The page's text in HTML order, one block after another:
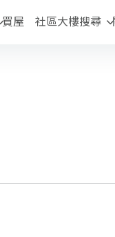
買屋 社區大樓搜尋